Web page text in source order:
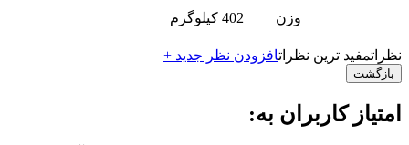
وزن 402 کیلوگرم
نظراتمفید ترین نظراتافزودن نظر جدید +
بازگشت
امتیاز کاربران به: